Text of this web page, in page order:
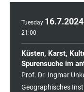
Tuesday 16.7.2024
21:00
Küsten, Karst,
Spurensuche im
Prof. Dr. Ingmar
Geographisches